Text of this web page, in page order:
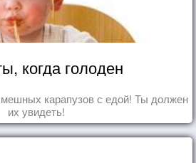
когда голоден
карапузов с едой! Ты должен
их увидеть!